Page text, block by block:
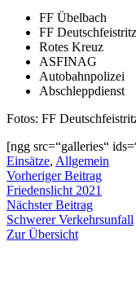
FF Übelbach
FF Deutschfeistritz
Rotes Kreuz
ASFINAG
Autobahnpolizei
Abschleppdienst
Fotos: FF
[ngg src=“galleries“
Einsätze, Allgemein
Vorheriger Beitrag
Friedenslicht 2021
Nächster BeitragNächster
Beitrag:
Schwerer Verkehrsunfall
Zur Übersicht